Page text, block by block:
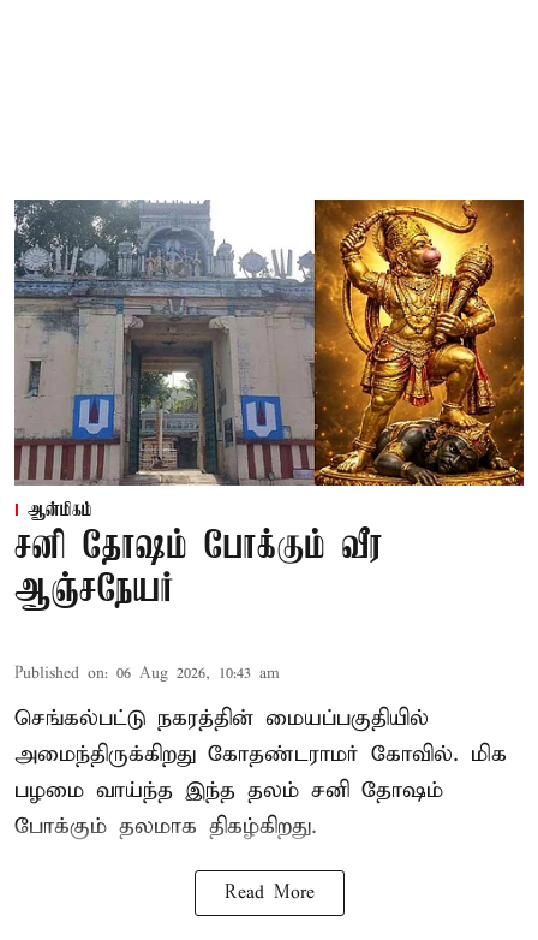
ஆன்மிகம்
சனி தோஷம் போக்கும் வீர
ஆஞ்சநேயர்
Published on: 06 Aug 2026, 10:43 am
செங்கல்பட்டு நகரத்தின் மையப்பகுதியில்
அமைந்திருக்கிறது கோதண்டராமர் கோவில். மிக
பழமை வாய்ந்த இந்த தலம் சனி தோஷம்
போக்கும் தலமாக திகழ்கிறது.
Read More